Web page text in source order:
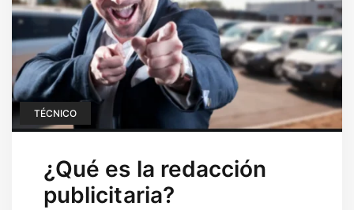
TÉCNICO
¿Qué es la redacción
publicitaria?